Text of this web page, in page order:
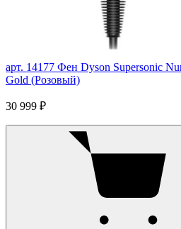
арт. 14177 Фен Dyson Supersonic
Gold (Розовый)
30 999 ₽